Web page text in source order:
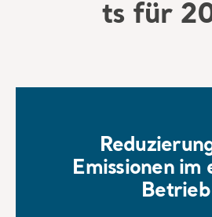
ts für
Emissionen im
Betrieb